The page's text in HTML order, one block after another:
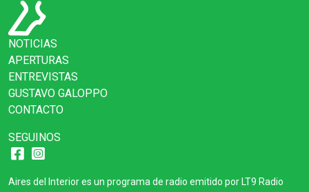
NOTICIAS
APERTURAS
ENTREVISTAS
GUSTAVO GALOPPO
CONTACTO
SEGUINOS
Aires del Interior es un programa de radio emitido por LT9 Radio